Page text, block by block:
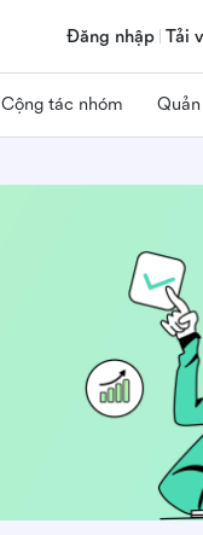
Đăng nhập Tải
Cộng tác nhóm